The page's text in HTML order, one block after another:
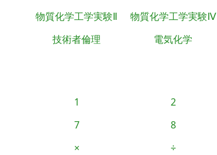
物質化学工学実験Ⅱ 物質化学工学実験Ⅳ
技術者倫理 電気化学
1 2
7 8
× ÷